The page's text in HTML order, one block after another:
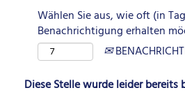
Wählen Sie aus, wie oft (in
Benachrichtigung erhalten
Diese Stelle wurde leider bereits